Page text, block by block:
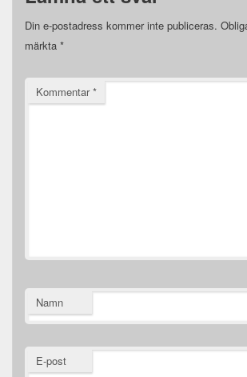
Din e-postadress kommer inte publiceras.
märkta *
Kommentar*
Namn
E-post